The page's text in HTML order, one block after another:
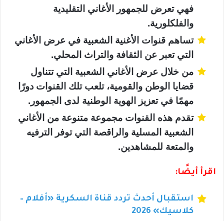
فهي تعرض للجمهور الأغاني التقليدية
والفلكلورية.
تساهم قنوات الأغنية الشعبية في عرض الأغاني
التي تعبر عن الثقافة والتراث المحلي.
من خلال عرض الأغاني الشعبية التي تتناول
قضايا الوطن والقومية، تلعب تلك القنوات دورًا
مهمًا في تعزيز الهوية الوطنية لدى الجمهور.
تقدم هذه القنوات مجموعة متنوعة من الأغاني
الشعبية المسلية والراقصة التي توفر الترفيه
والمتعة للمشاهدين.
اقرأ أيضًا:
استقبال أحدث تردد قناة السكرية «أفلام –
كلاسيك» 2026